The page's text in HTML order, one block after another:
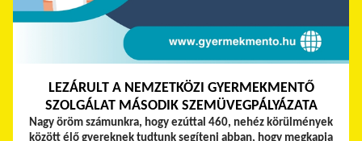
LEZÁRULT A NEMZETKÖZI GYERMEKMENTŐ
SZOLGÁLAT MÁSODIK SZEMÜVEGPÁLYÁZATA
Nagy öröm számunkra, hogy ezúttal 460, nehéz körülmények
között élő gyereknek tudtunk segíteni abban, hogy megkapja